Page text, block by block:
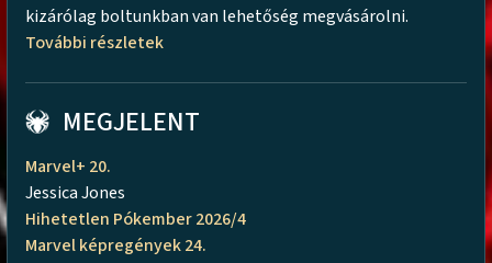
kizárólag boltunkban van lehetőség megvásárolni.
További részletek
MEGJELENT
Marvel+ 20.
Jessica Jones
Hihetetlen Pókember 2026/4
Marvel képregények 24.